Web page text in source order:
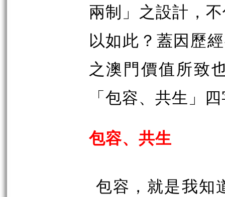
兩制」之設計，
以如此？蓋因歷
之澳門價值所致
「包容、共生」
包容、共生
包容，就是我知